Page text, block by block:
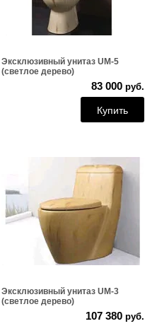
Эксклюзивный унитаз UM-5
(светлое дерево)
83 000 руб.
Купить
Эксклюзивный унитаз UM-3
(светлое дерево)
107 380 руб.